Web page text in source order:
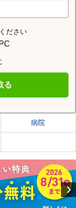
ださい
PC
る
病院